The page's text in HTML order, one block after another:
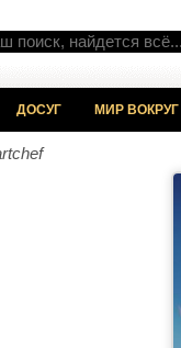
ДОСУГ МИР ВОКРУГ